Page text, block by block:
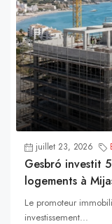
juillet 23, 2026
Gesbró investit
logements à
Le promoteur
investissement...